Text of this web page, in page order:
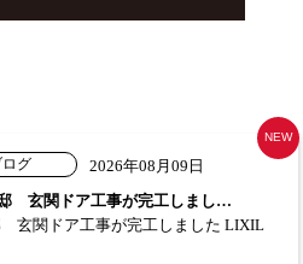
グ
2026年08月09日
玄関ドア工事が完工しまし…
玄関ドア工事が完工しました LIXIL
NEW